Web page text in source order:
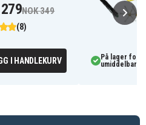
(8)
NOK 349
I HANDLEKURV
På lager for
umiddelbar